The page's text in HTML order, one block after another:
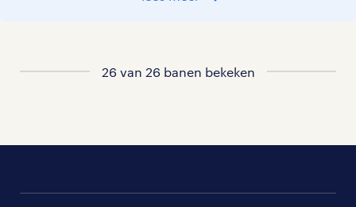
al onze productie vacatures.
26 van 26 banen bekeken